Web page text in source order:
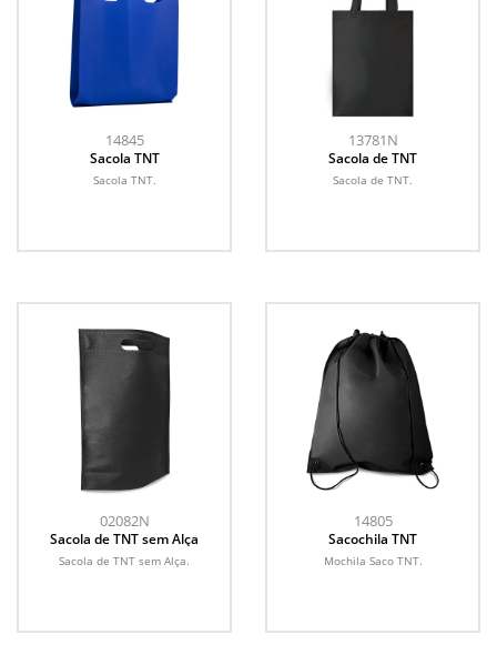
14845
Sacola TNT
Sacola TNT.
13781N
Sacola de TNT
Sacola de TNT.
02082N
Sacola de TNT sem Alça
Sacola de TNT sem Alça.
14805
Sacochila TNT
Mochila Saco TNT.